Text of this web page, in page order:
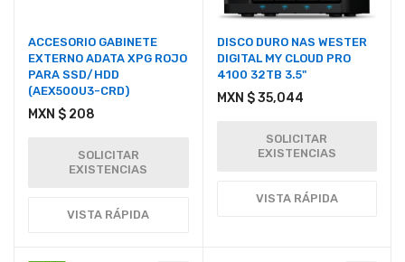
ACCESORIO GABINETE
EXTERNO ADATA XPG ROJO
PARA SSD/HDD
(AEX500U3-CRD)
MXN $ 208
SOLICITAR
EXISTENCIAS
VISTA RÁPIDA
DISCO DURO NAS WESTER
DIGITAL MY CLOUD PRO
4100 32TB 3.5"
MXN $ 35,044
SOLICITAR
EXISTENCIAS
VISTA RÁPIDA